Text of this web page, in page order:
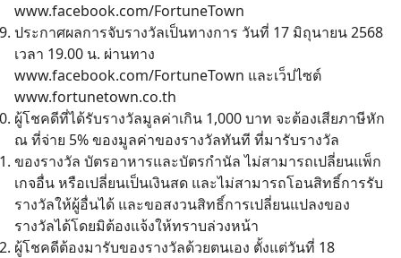
www.facebook.com/FortuneTown
ประกาศผลการจับรางวัลเป็นทางการ วันที่ 17 มิถุนายน 2568
เวลา 19.00 น. ผ่านทาง
www.facebook.com/FortuneTown และเว็ปไซต์
www.fortunetown.co.th
ผู้โชคดีที่ได้รับรางวัลมูลค่าเกิน 1,000 บาท จะต้องเสียภาษีหัก
ณ ที่จ่าย 5% ของมูลค่าของรางวัลทันที ที่มารับรางวัล
ของรางวัล บัตรอาหารและบัตรกำนัล ไม่สามารถเปลี่ยนแพ็ก
เกจอื่น หรือเปลี่ยนเป็นเงินสด และไม่สามารถโอนสิทธิ์การรับ
รางวัลให้ผู้อื่นได้ และขอสงวนสิทธิ์การเปลี่ยนแปลงของ
รางวัลได้โดยมิต้องแจ้งให้ทราบล่วงหน้า
ผู้โชคดีต้องมารับของรางวัลด้วยตนเอง ตั้งแต่วันที่ 18